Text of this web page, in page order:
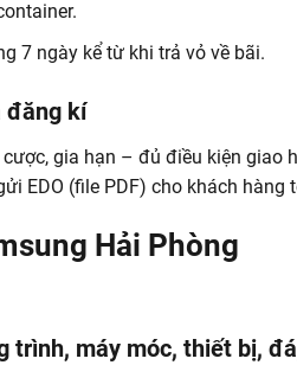
7 ngày kể từ khi trả vỏ về bãi.
đăng kí
gia hạn – đủ điều kiện giao
EDO (file PDF) cho khách hàng
Hải Phòng
trình, máy móc, thiết bị,